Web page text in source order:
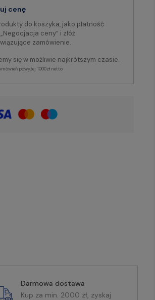
cenę
do koszyka, jako płatność
ceny” i złóż
zamówienie.
się w możliwie najkrótszym czasie.
powyżej 1000zł netto
Darmowa dostawa
Kup za min. 2000 zł, zyskaj